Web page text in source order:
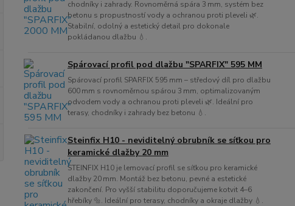
chodníky i zahrady. Rovnoměrná spára 3 mm, systém bez
betonu s propustností vody a ochranou proti pleveli 🌿.
Stabilní, odolný a estetický detail pro dokonale
pokládanou dlažbu 💧.
Spárovací profil pod dlažbu "SPARFIX" 595 MM
Spárovací profil SPARFIX 595 mm – středový díl pro dlažbu
600 mm s rovnoměrnou spárou 3 mm, optimalizovaným
odvodem vody a ochranou proti pleveli 🌿. Ideální pro
terasy, chodníky i zahrady bez betonu 💧.
Steinfix H10 - neviditelný obrubník se síťkou pro
keramické dlažby 20 mm
STEINFIX H10 je lemovací profil se síťkou pro keramické
dlažby 20 mm. Montáž bez betonu, pevné a estetické
zakončení. Pro vyšší stabilitu doporučujeme kotvit 4–6
hřebíky 🔩. Ideální pro terasy, chodníky a okraje dlažby 💧.